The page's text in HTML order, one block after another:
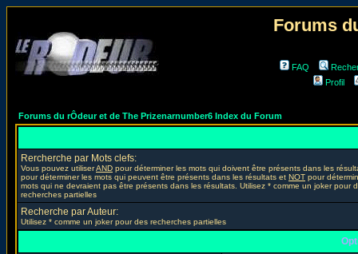
Forums
FAQ
Profil
Forums du rÔdeur et de The Prizenarnumber6 Index du Forum
Rercherche par Mots clefs:
Vous pouvez utiliserAND pour déterminer les mots qui doivent être présents dans les
pour déterminer les mots qui peuvent être présents dans les résultats et NOT pour
mots qui ne devraient pas être présents dans les résultats. Utilisez * comme un joker pour
recherches partielles
Recherche par Auteur:
Utilisez * comme un joker pour des recherches partielles